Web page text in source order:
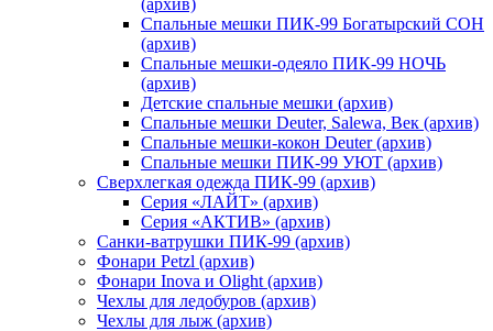
(архив)
Спальные мешки ПИК-99 Богатырский СОН
(архив)
Спальные мешки-одеяло ПИК-99 НОЧЬ
(архив)
Детские спальные мешки (архив)
Спальные мешки Deuter, Salewa, Век (архив)
Спальные мешки-кокон Deuter (архив)
Спальные мешки ПИК-99 УЮТ (архив)
Сверхлегкая одежда ПИК-99 (архив)
Серия «ЛАЙТ» (архив)
Серия «АКТИВ» (архив)
Санки-ватрушки ПИК-99 (архив)
Фонари Petzl (архив)
Фонари Inova и Olight (архив)
Чехлы для ледобуров (архив)
Чехлы для лыж (архив)